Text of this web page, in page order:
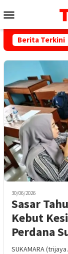
ke
Mobile
Berita Terkini
PWI dan
30/06/2026
Sasar
Kebut
Perdana
SUKAMARA